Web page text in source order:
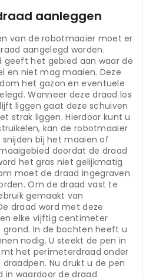
aanleggen
van de robotmaaier moet er
aangelegd worden.
geeft het gebied aan waar de
en niet mag maaien. Deze
het gazon en eventuele
Wanneer deze draad los
liggen gaat deze schuiven
strak liggen. Hierdoor kunt u
kan de robotmaaier
bij het maaien of
doordat de draad
het gras niet gelijkmatig
moet de draad ingegraven
Om de draad vast te
gemaakt van
draad word met deze
elke vijftig centimeter
grond. In de bochten heeft u
nodig. U steekt de pen in
het perimeterdraad onder
Nu drukt u de pen
in waardoor de draad